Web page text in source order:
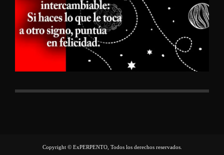
Copyright © ExPERPENTO, Todos los derechos reservados.